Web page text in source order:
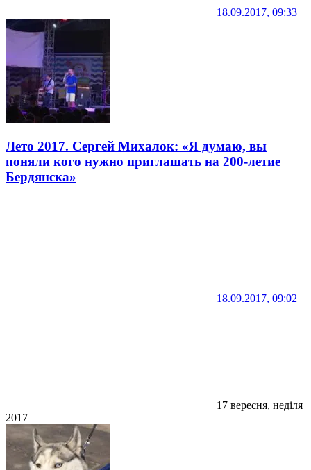
18.09.2017, 09:33
Лето 2017. Сергей Михалок: «Я думаю, вы
поняли кого нужно приглашать на 200-летие
Бердянска»
18.09.2017, 09:02
17 вересня, неділя
2017